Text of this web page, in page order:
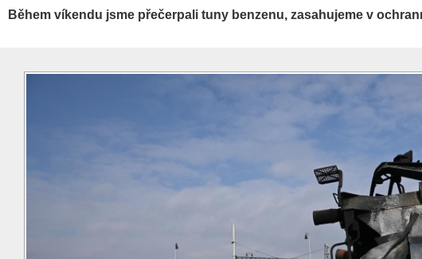
Během víkendu jsme přečerpali tuny benzenu, zasahujeme v